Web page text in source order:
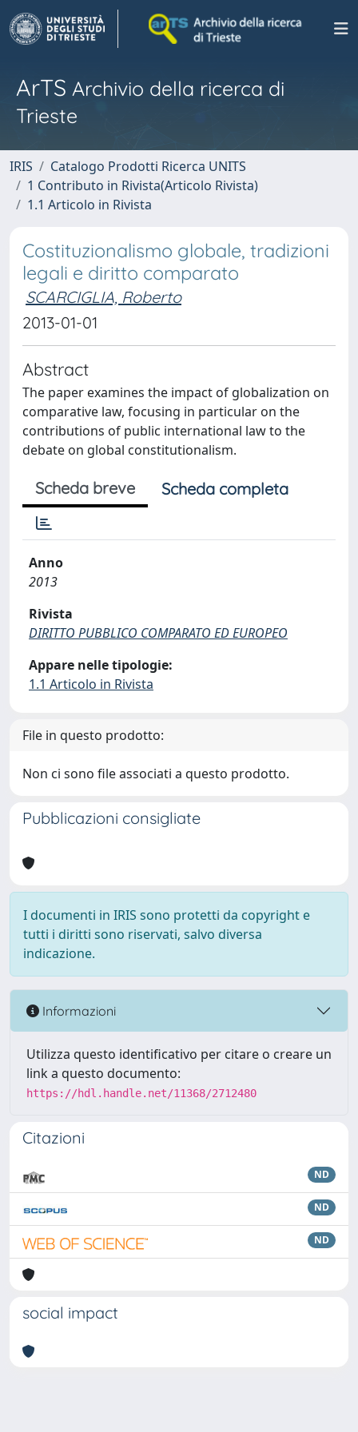
ArTS Archivio della ricerca di
Trieste
IRIS
Catalogo Prodotti Ricerca UNITS
1 Contributo in Rivista(Articolo Rivista)
1.1 Articolo in Rivista
Costituzionalismo globale, tradizioni
legali e diritto comparato
SCARCIGLIA, Roberto
2013-01-01
Abstract
The paper examines the impact of globalization on
comparative law, focusing in particular on the
contributions of public international law to the
debate on global constitutionalism.
Scheda breve Scheda completa
Anno
2013
Rivista
DIRITTO PUBBLICO COMPARATO ED EUROPEO
Appare nelle tipologie:
1.1 Articolo in Rivista
File in questo prodotto:
Non ci sono file associati a questo prodotto.
Pubblicazioni consigliate
I documenti in IRIS sono protetti da copyright e
tutti i diritti sono riservati, salvo diversa
indicazione.
Informazioni
Utilizza questo identificativo per citare o creare un
link a questo documento:
https://hdl.handle.net/11368/2712480
Citazioni
ND
ND
ND
social impact